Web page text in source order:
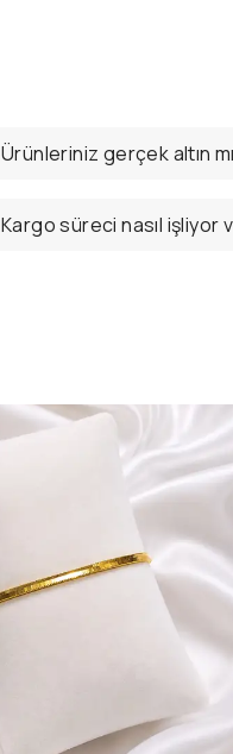
Ürünleriniz gerçek altın
Kargo süreci nasıl işliyor